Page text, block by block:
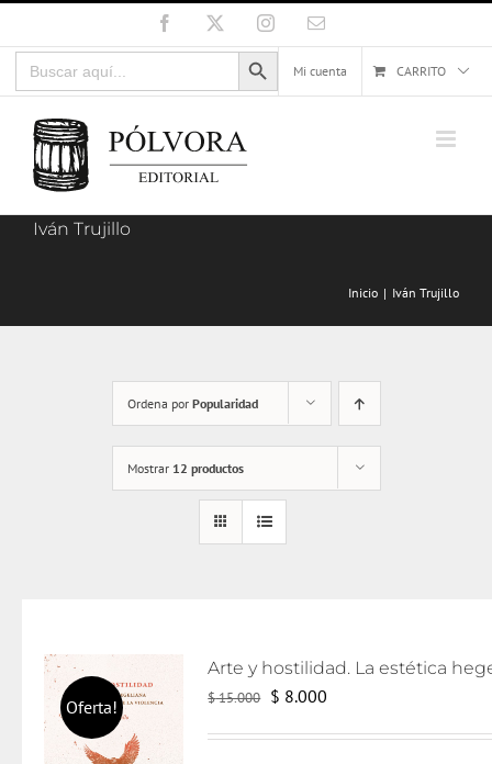
al
contenido
Facebook InstagramCorreo
Buscar:
Botón de búsqueda
Mi cuenta
CARRITO
Iván Trujillo
Inicio Iván Trujillo
Ordena por Popularidad
Mostrar 12 productos
Oferta! $15.000 El
$ 8.000